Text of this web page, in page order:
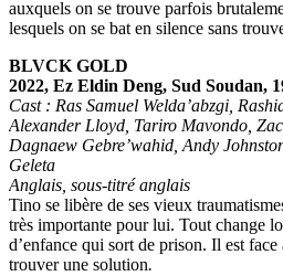
auxquels on se trouve parfois
lesquels on se bat en silence sans
BLVCK GOLD
2022, Ez Eldin Deng, Sud Soudan,
Cast : Ras Samuel Welda’abzgi,
Alexander Lloyd, Tariro Mavondo,
Dagnaew Gebre’wahid, Andy
Geleta
Anglais, sous-titré anglais
Tino se libère de ses vieux
très importante pour lui. Tout change
d’enfance qui sort de prison. Il est
trouver une solution.